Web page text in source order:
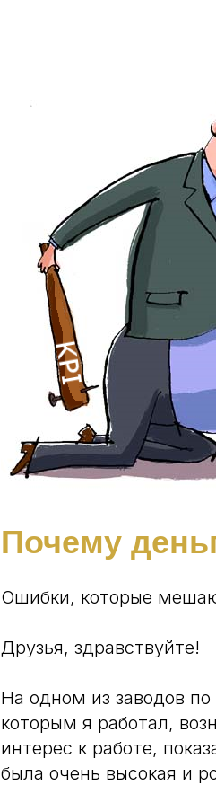
Почему
Ошибки, которые
Друзья, здравствуйте!
На одном из заводов
которым я работал,
интерес к работе,
была очень высокая и